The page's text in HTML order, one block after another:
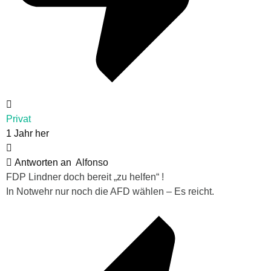
Privat
1 Jahr her
Antworten an Alfonso
FDP Lindner doch bereit „zu helfen“ !
In Notwehr nur noch die AFD wählen – Es reicht.